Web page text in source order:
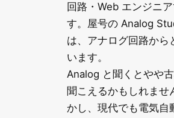
回路・Web エンジニ
す。屋号の Analog
は、アナログ回路から
います。
Analog と聞くとやや古
聞こえるかもしれませ
かし、現代でも電気自